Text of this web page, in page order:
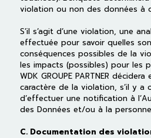
violation ou non des données à
S’il s’agit d’une violation, une
effectuée pour savoir quelles
conséquences possibles de la
les impacts (possibles) pour les
WDK GROUPE PARTNER
caractère de la violation, s’il y a
d’effectuer une notification à
des Données et/ou à la
C. Documentation des